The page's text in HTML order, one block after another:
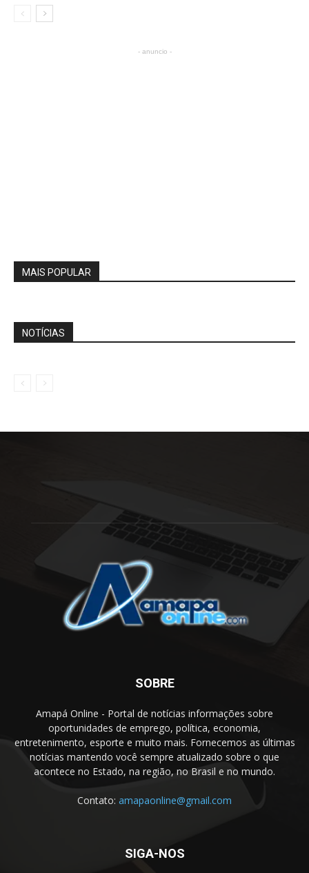
- anuncio -
MAIS POPULAR
NOTÍCIAS
SOBRE
Amapá Online - Portal de notícias informações sobre
oportunidades de emprego, política, economia,
entretenimento, esporte e muito mais. Fornecemos as últimas
notícias mantendo você sempre atualizado sobre o que
acontece no Estado, na região, no Brasil e no mundo.
Contato: amapaonline@gmail.com
SIGA-NOS